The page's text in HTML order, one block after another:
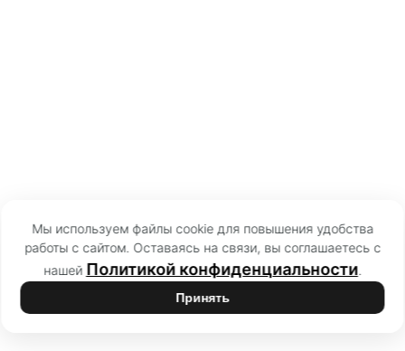
Мы используем файлы cookie для повышения удобства
работы с сайтом. Оставаясь на связи, вы соглашаетесь с
нашей Политикой конфиденциальности.
Принять